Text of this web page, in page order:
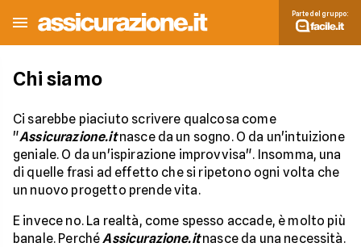
Parte del gruppo:
Chi siamo
Ci sarebbe piaciuto scrivere qualcosa come
"Assicurazione.itnasce da un sogno. O da un'intuizione
geniale. O da un'ispirazione improvvisa". Insomma, una
di quelle frasi ad effetto che si ripetono ogni volta che
un nuovo progetto prende vita.
E invece no. La realtà, come spesso accade, è molto più
banale. PerchéAssicurazione.itnasce da una necessità.